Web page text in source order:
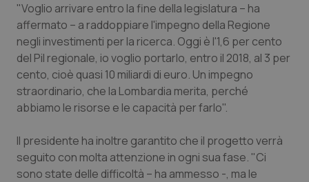
Toscana
Umbria
Valle D’Aosta
Obesità
Oftalmologia
Oncodermatologia
Oncologia & Nutrizione
"Voglio arrivare entro la fine della legislatura – ha
affermato – a raddoppiare l'impegno della Regione
negli investimenti per la ricerca. Oggi è l'1,6 per cento
del Pil regionale, io voglio portarlo, entro il 2018, al 3 per
cento, cioè quasi 10 miliardi di euro. Un impegno
straordinario, che la Lombardia merita, perché
abbiamo le risorse e le capacità per farlo".
Il presidente ha inoltre garantito che il progetto verrà
seguito con molta attenzione in ogni sua fase. "Ci
sono state delle difficoltà – ha ammesso -, ma le